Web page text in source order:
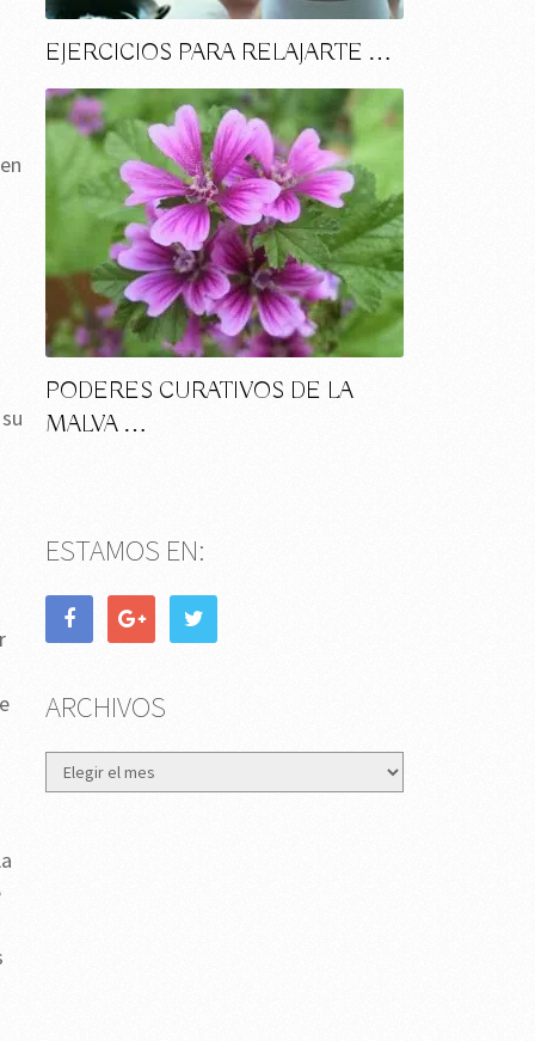
EJERCICIOS PARA RELAJARTE …
PODERES CURATIVOS DE LA
MALVA …
ESTAMOS EN:
ARCHIVOS
Archivos